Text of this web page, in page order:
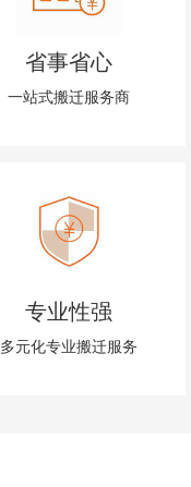
省事省心
一站式搬迁服务商
专业性强
多元化专业搬迁服务